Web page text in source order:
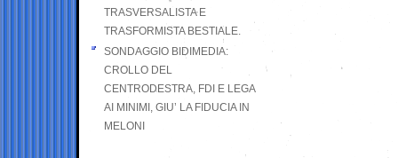
TRASVERSALISTA E
TRASFORMISTA BESTIALE.
SONDAGGIO BIDIMEDIA:
CROLLO DEL
CENTRODESTRA, FDI E LEGA
AI MINIMI, GIU’ LA FIDUCIA IN
MELONI